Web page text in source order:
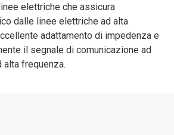
elettriche che assicura
dalle linee elettriche ad alta
adattamento di impedenza e
il segnale di comunicazione ad
alta frequenza.